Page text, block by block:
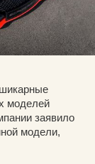
моделей
заявило
модели,